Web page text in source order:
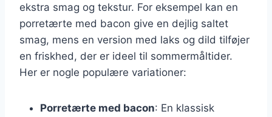
ekstra smag og tekstur. For eksempel kan en
porretærte med bacon give en dejlig saltet
smag, mens en version med laks og dild tilføjer
en friskhed, der er ideel til sommermåltider.
Her er nogle populære variationer:
Porretærte med bacon: En klassisk